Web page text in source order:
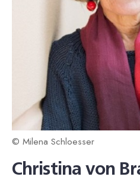
© Milena Schloesser
Christina von